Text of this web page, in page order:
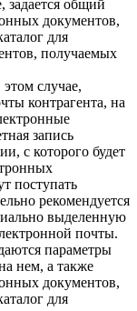
задается общий
документов,
для
получаемых
этом случае,
контрагента, на
запись
с которого будет
поступать
рекомендуется
выделенную
почты.
параметры
нем, а также
документов,
для